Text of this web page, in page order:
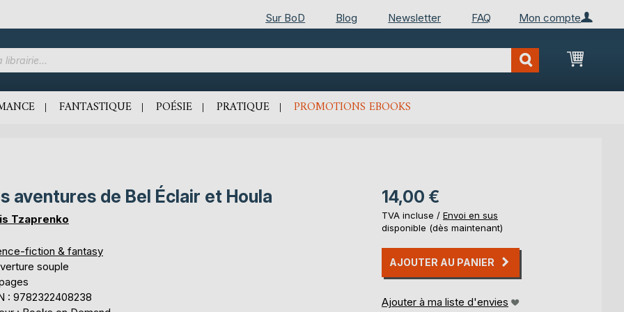
Mon compte
Sur BoD Blog Newsletter FAQ
Mon
FANTASTIQUE POÉSIE PRATIQUE PROMOTIONS EBOOKS
aventures de Bel Éclair et Houla
Tzaprenko
fiction & fantasy
souple
: 9782322408238
14,00 €
TVA incluse / Envoi en sus
disponible (dès maintenant)
AJOUTER AU PANIER
Ajouter à ma liste d'envies